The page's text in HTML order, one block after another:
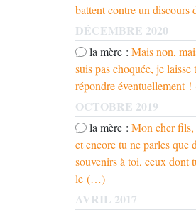
battent contre un
DÉCEMBRE 2020
la mère : Mais non,
suis pas choquée, je laisse
répondre éventuellement
OCTOBRE 2019
la mère : Mon cher fils,
et encore tu ne parles que
souvenirs à toi, ceux dont
le (…)
AVRIL 2017